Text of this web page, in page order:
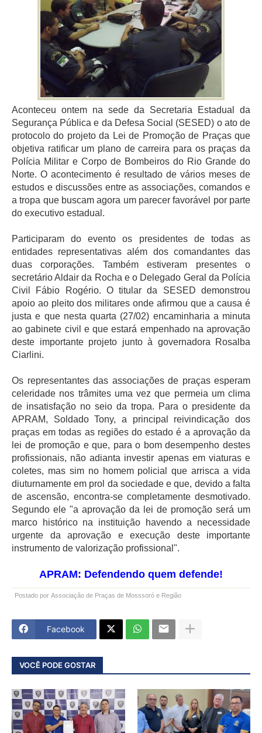
Aconteceu ontem na sede da Secretaria Estadual da
Segurança Pública e da Defesa Social (SESED) o ato de
protocolo do projeto da Lei de Promoção de Praças que
objetiva ratificar um plano de carreira para os praças da
Polícia Militar e Corpo de Bombeiros do Rio Grande do
Norte. O acontecimento é resultado de vários meses de
estudos e discussões entre as associações, comandos e
a tropa que buscam agora um parecer favorável por parte
do executivo estadual.
Participaram do evento os presidentes de todas as
entidades representativas além dos comandantes das
duas corporações. Também estiveram presentes o
secretário Aldair da Rocha e o Delegado Geral da Polícia
Civil Fábio Rogério. O titular da SESED demonstrou
apoio ao pleito dos militares onde afirmou que a causa é
justa e que nesta quarta (27/02) encaminharia a minuta
ao gabinete civil e que estará empenhado na aprovação
deste importante projeto junto à governadora Rosalba
Ciarlini.
Os representantes das associações de praças esperam
celeridade nos trâmites uma vez que permeia um clima
de insatisfação no seio da tropa. Para o presidente da
APRAM, Soldado Tony, a principal reivindicação dos
praças em todas as regiões do estado é a aprovação da
lei de promoção e que, para o bom desempenho destes
profissionais, não adianta investir apenas em viaturas e
coletes, mas sim no homem policial que arrisca a vida
diuturnamente em prol da sociedade e que, devido a falta
de ascensão, encontra-se completamente desmotivado.
Segundo ele "a aprovação da lei de promoção será um
marco histórico na instituição havendo a necessidade
urgente da aprovação e execução deste importante
instrumento de valorização profissional".
APRAM: Defendendo quem defende!
Postado por Associação de Praças de Mosssoró e Região
Facebook
VOCÊ PODE GOSTAR